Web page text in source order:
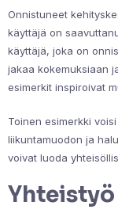
Onnistuneet
käyttäjä on
käyttäjä, joka on
jakaa kokemuksiaan
esimerkit inspiroivat
Toinen esimerkki
liikuntamuodon ja
voivat luoda